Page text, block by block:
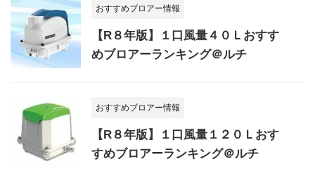
おすすめブロアー情報
【R８年版】１口風量４０Ｌおすす
めブロアーランキング＠ルチ
おすすめブロアー情報
【R８年版】１口風量１２０Ｌおす
すめブロアーランキング＠ルチ